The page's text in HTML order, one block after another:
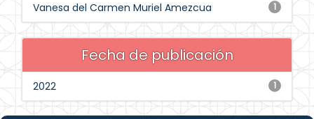
1
Vanesa del Carmen Muriel Amezcua
Fecha de publicación
1
2022